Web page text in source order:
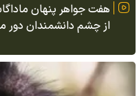
هفت جواهر پنهان
از چشم دانشمندان دور